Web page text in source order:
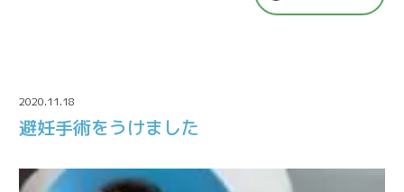
2020.11.18
避妊手術をうけました